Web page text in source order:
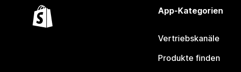
App-Kategorien
Vertriebskanäle
Produkte finden